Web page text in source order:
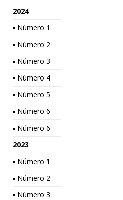
2024
▪ Número 1
▪ Número 2
▪ Número 3
▪ Número 4
▪ Número 5
▪ Número 6
▪ Número 6
2023
▪ Número 1
▪ Número 2
▪ Número 3